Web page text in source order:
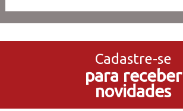
no Cartão de Crédito
5% de Desconto
no Pagamento PIX
Cadastre-se
para receber
novidades